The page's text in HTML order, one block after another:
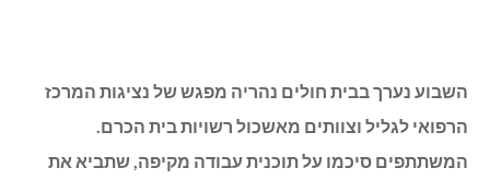
השבוע נערך בבית חולים נהריה מפגש של נציגות המרכז
הרפואי לגליל וצוותים מאשכול רשויות בית הכרם.
המשתתפים סיכמו על תוכנית עבודה מקיפה, שתביא את